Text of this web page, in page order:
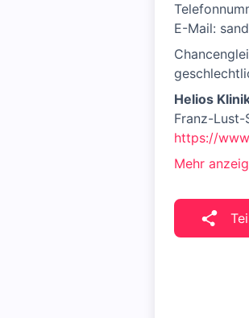
E-Mail:
Helios
Franz-Lust-
https://
Mehr